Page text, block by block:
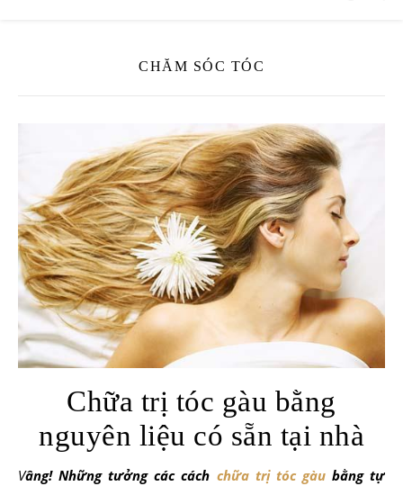
CHĂM SÓC TÓC
Chữa trị tóc gàu bằng
nguyên liệu có sẵn tại nhà
Vâng! Những tưởng các cách chữa trị tóc gàubằng tự